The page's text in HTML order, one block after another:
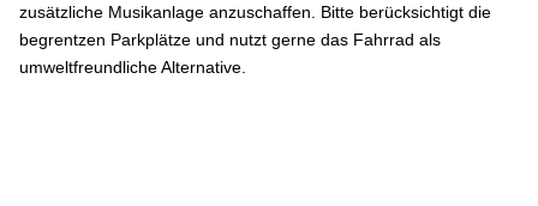
zusätzliche Musikanlage anzuschaffen. Bitte berücksichtigt die
begrentzen Parkplätze und nutzt gerne das Fahrrad als
umweltfreundliche Alternative.